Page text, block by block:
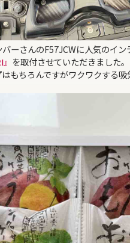
ーさんのF57JCWに人気のイン
を取付させていただきました。
もちろんですがワクワクする